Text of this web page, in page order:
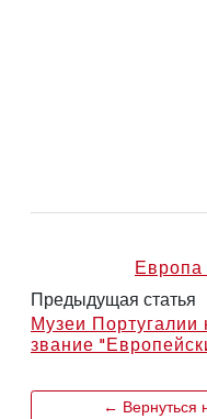
Европа
Предыдущая статья
Музеи
звание
← Вернуться